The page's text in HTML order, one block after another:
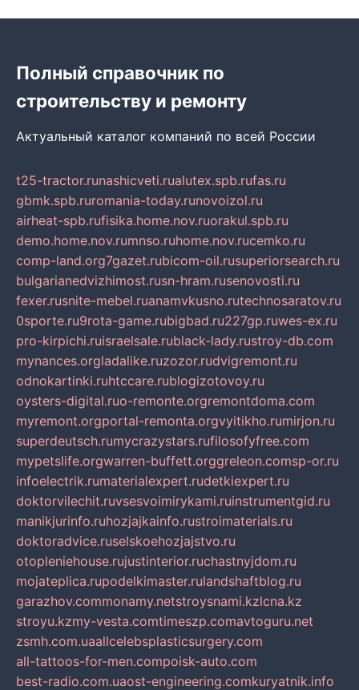
Полный справочник по
строительству и ремонту
Актуальный каталог компаний по всей России
t25-tractor.runashicveti.rualutex.spb.rufas.ru
gbmk.spb.ruromania-today.runovoizol.ru
airheat-spb.rufisika.home.nov.ruorakul.spb.ru
demo.home.nov.rumnso.ruhome.nov.rucemko.ru
comp-land.org7gazet.rubicom-oil.rusuperiorsearch.ru
bulgarianedvizhimost.rusn-hram.rusenovosti.ru
fexer.rusnite-mebel.ruanamvkusno.rutechnosaratov.ru
0sporte.ru9rota-game.rubigbad.ru227gp.ruwes-ex.ru
pro-kirpichi.ruisraelsale.rublack-lady.rustroy-db.com
mynances.orgladalike.ruzozor.rudvigremont.ru
odnokartinki.ruhtccare.rublogizotovoy.ru
oysters-digital.ruo-remonte.orgremontdoma.com
myremont.orgportal-remonta.orgvyitikho.rumirjon.ru
superdeutsch.rumycrazystars.rufilosofyfree.com
mypetslife.orgwarren-buffett.orggreleon.comsp-or.ru
infoelectrik.rumaterialexpert.rudetkiexpert.ru
doktorvilechit.ruvsesvoimirykami.ruinstrumentgid.ru
manikjurinfo.ruhozjajkainfo.rustroimaterials.ru
doktoradvice.ruselskoehozjajstvo.ru
otopleniehouse.rujustinterior.ruchastnyjdom.ru
mojateplica.rupodelkimaster.rulandshaftblog.ru
garazhov.commonamy.netstroysnami.kzlcna.kz
stroyu.kzmy-vesta.comtimeszp.comavtoguru.net
zsmh.com.uaallcelebsplasticsurgery.com
all-tattoos-for-men.compoisk-auto.com
best-radio.com.uaost-engineering.comkuryatnik.info